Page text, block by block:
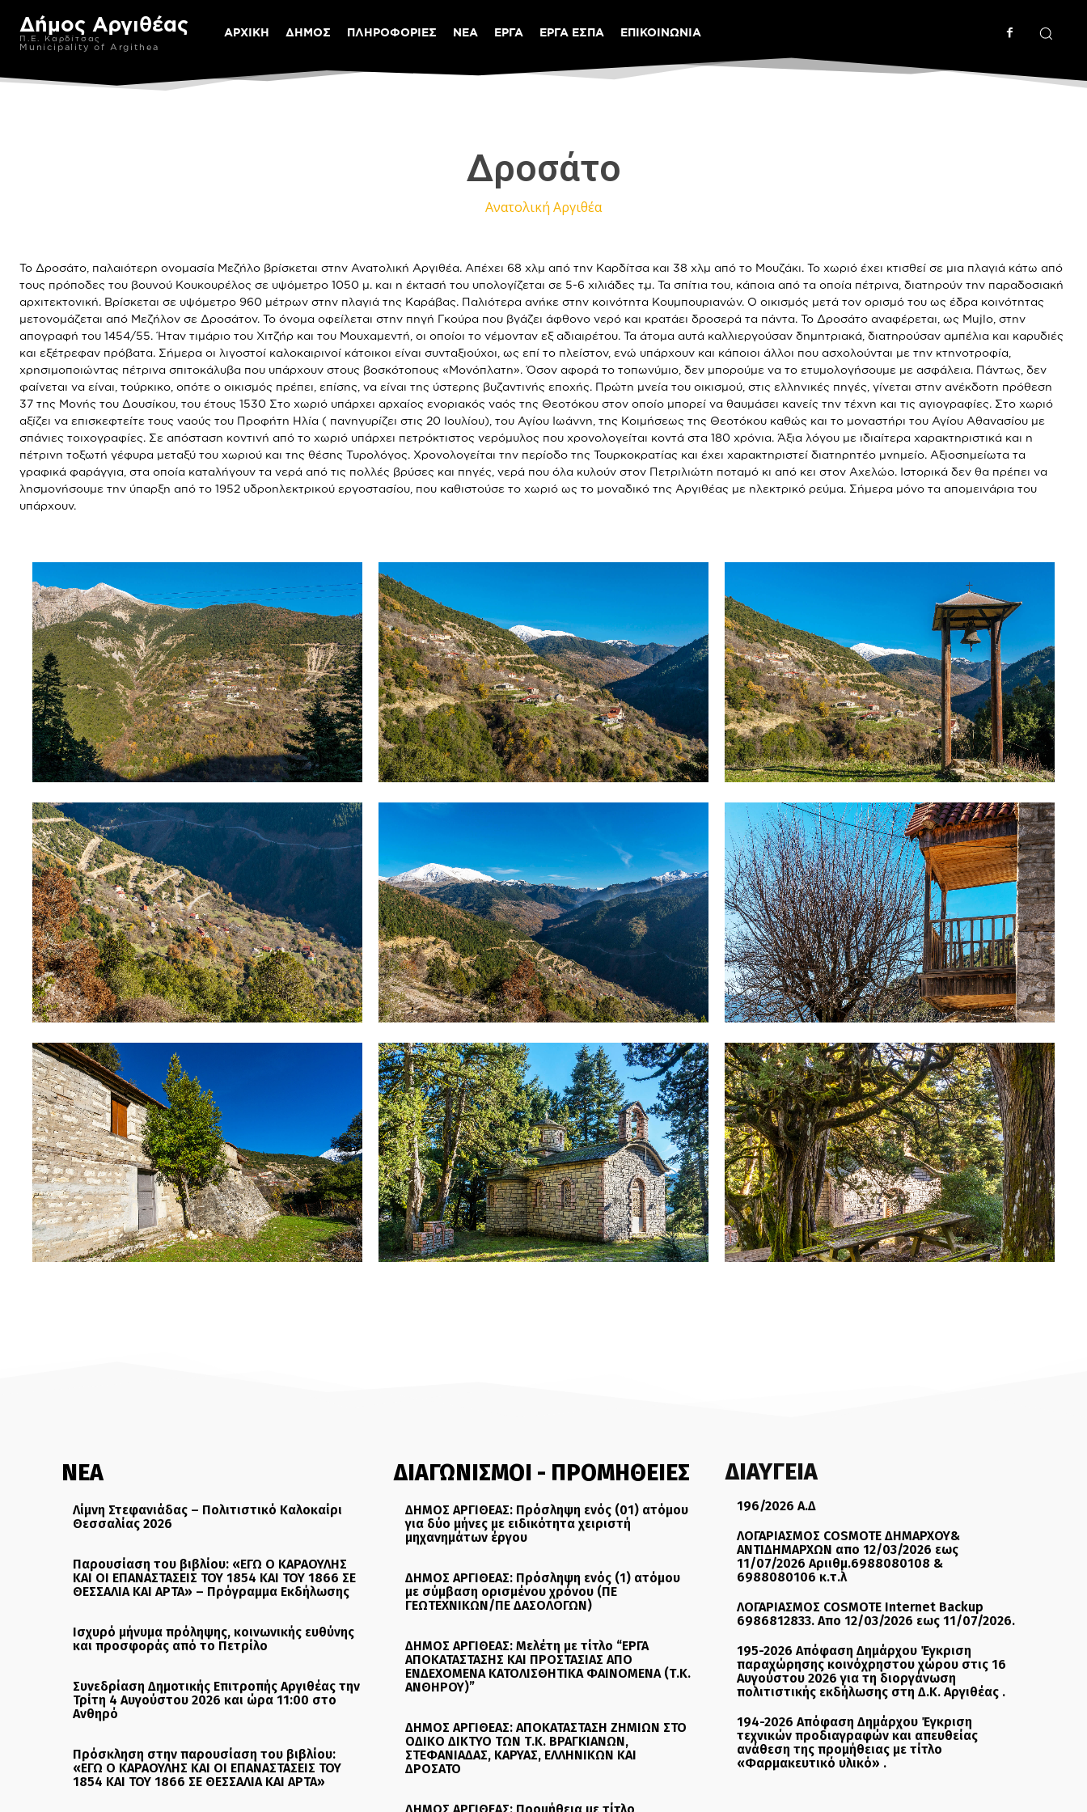
Δήμος Αργιθέας
Π.Ε. Καρδίτσας
Municipality of Argithea
ΑΡΧΙΚΗ ΔΗΜΟΣ ΠΛΗΡΟΦΟΡΙΕΣ ΝΕΑ ΕΡΓΑ ΕΡΓΑ ΕΣΠΑ ΕΠΙΚΟΙΝΩΝΙΑ
Δροσάτο
Ανατολική Αργιθέα
Το Δροσάτο, παλαιότερη ονομασία Μεζήλο βρίσκεται στην Ανατολική Αργιθέα. Απέχει 68 χλμ από την Καρδίτσα και 38 χλμ από το Μουζάκι. Το χωριό έχει κτισθεί σε μια πλαγιά κάτω από
τους πρόποδες του βουνού Κουκουρέλος σε υψόμετρο 1050 μ. και η έκτασή του υπολογίζεται σε 5-6 χιλιάδες τ.μ. Τα σπίτια του, κάποια από τα οποία πέτρινα, διατηρούν την παραδοσιακή
αρχιτεκτονική. Βρίσκεται σε υψόμετρο 960 μέτρων στην πλαγιά της Καράβας. Παλιότερα ανήκε στην κοινότητα Κουμπουριανών. Ο οικισμός μετά τον ορισμό του ως έδρα κοινότητας
μετονομάζεται από Μεζήλον σε Δροσάτον. Το όνομα οφείλεται στην πηγή Γκούρα που βγάζει άφθονο νερό και κρατάει δροσερά τα πάντα. Το Δροσάτο αναφέρεται, ως Mujlo, στην
απογραφή του 1454/55. Ήταν τιμάριο του Χιτζήρ και του Μουχαμεντή, οι οποίοι το νέμονταν εξ αδιαιρέτου. Τα άτομα αυτά καλλιεργούσαν δημητριακά, διατηρούσαν αμπέλια και καρυδιές
και εξέτρεφαν πρόβατα. Σήμερα οι λιγοστοί καλοκαιρινοί κάτοικοι είναι συνταξιούχοι, ως επί το πλείστον, ενώ υπάρχουν και κάποιοι άλλοι που ασχολούνται με την κτηνοτροφία,
χρησιμοποιώντας πέτρινα σπιτοκάλυβα που υπάρχουν στους βοσκότοπους «Μονόπλατη». Όσον αφορά το τοπωνύμιο, δεν μπορούμε να το ετυμολογήσουμε με ασφάλεια. Πάντως, δεν
φαίνεται να είναι, τούρκικο, οπότε ο οικισμός πρέπει, επίσης, να είναι της ύστερης βυζαντινής εποχής. Πρώτη μνεία του οικισμού, στις ελληνικές πηγές, γίνεται στην ανέκδοτη πρόθεση
37 της Μονής του Δουσίκου, του έτους 1530 Στο χωριό υπάρχει αρχαίος ενοριακός ναός της Θεοτόκου στον οποίο μπορεί να θαυμάσει κανείς την τέχνη και τις αγιογραφίες. Στο χωριό
αξίζει να επισκεφτείτε τους ναούς του Προφήτη Ηλία ( πανηγυρίζει στις 20 Ιουλίου), του Αγίου Ιωάννη, της Κοιμήσεως της Θεοτόκου καθώς και το μοναστήρι του Αγίου Αθανασίου με
σπάνιες τοιχογραφίες. Σε απόσταση κοντινή από το χωριό υπάρχει πετρόκτιστος νερόμυλος που χρονολογείται κοντά στα 180 χρόνια. Άξια λόγου με ιδιαίτερα χαρακτηριστικά και η
πέτρινη τοξωτή γέφυρα μεταξύ του χωριού και της θέσης Τυρολόγος. Χρονολογείται την περίοδο της Τουρκοκρατίας και έχει χαρακτηριστεί διατηρητέο μνημείο. Αξιοσημείωτα τα
γραφικά φαράγγια, στα οποία καταλήγουν τα νερά από τις πολλές βρύσες και πηγές, νερά που όλα κυλούν στον Πετριλιώτη ποταμό κι από κει στον Αχελώο. Ιστορικά δεν θα πρέπει να
λησμονήσουμε την ύπαρξη από το 1952 υδροηλεκτρικού εργοστασίου, που καθιστούσε το χωριό ως το μοναδικό της Αργιθέας με ηλεκτρικό ρεύμα. Σήμερα μόνο τα απομεινάρια του
υπάρχουν.
ΝΕΑ
Λίμνη Στεφανιάδας – Πολιτιστικό Καλοκαίρι
Θεσσαλίας 2026
Παρουσίαση του βιβλίου: «ΕΓΩ Ο ΚΑΡΑΟΥΛΗΣ
ΚΑΙ ΟΙ ΕΠΑΝΑΣΤΑΣΕΙΣ ΤΟΥ 1854 ΚΑΙ ΤΟΥ 1866 ΣΕ
ΘΕΣΣΑΛΙΑ ΚΑΙ ΑΡΤΑ» – Πρόγραμμα Εκδήλωσης
Ισχυρό μήνυμα πρόληψης, κοινωνικής ευθύνης
και προσφοράς από το Πετρίλο
Συνεδρίαση Δημοτικής Επιτροπής Αργιθέας την
Τρίτη 4 Αυγούστου 2026 και ώρα 11:00 στο
Ανθηρό
Πρόσκληση στην παρουσίαση του βιβλίου:
«ΕΓΩ Ο ΚΑΡΑΟΥΛΗΣ ΚΑΙ ΟΙ ΕΠΑΝΑΣΤΑΣΕΙΣ ΤΟΥ
1854 ΚΑΙ ΤΟΥ 1866 ΣΕ ΘΕΣΣΑΛΙΑ ΚΑΙ ΑΡΤΑ»
ΔΙΑΓΩΝΙΣΜΟΙ - ΠΡΟΜΗΘΕΙΕΣ
ΔΗΜΟΣ ΑΡΓΙΘΕΑΣ: Πρόσληψη ενός (01) ατόμου
για δύο μήνες με ειδικότητα χειριστή
μηχανημάτων έργου
ΔΗΜΟΣ ΑΡΓΙΘΕΑΣ: Πρόσληψη ενός (1) ατόμου
με σύμβαση ορισμένου χρόνου (ΠΕ
ΓΕΩΤΕΧΝΙΚΩΝ/ΠΕ ΔΑΣΟΛΟΓΩΝ)
ΔΗΜΟΣ ΑΡΓΙΘΕΑΣ: Μελέτη με τίτλο “ΕΡΓΑ
ΑΠΟΚΑΤΑΣΤΑΣΗΣ ΚΑΙ ΠΡΟΣΤΑΣΙΑΣ ΑΠΟ
ΕΝΔΕΧΟΜΕΝΑ ΚΑΤΟΛΙΣΘΗΤΙΚΑ ΦΑΙΝΟΜΕΝΑ (Τ.Κ.
ΑΝΘΗΡΟΥ)”
ΔΗΜΟΣ ΑΡΓΙΘΕΑΣ: ΑΠΟΚΑΤΑΣΤΑΣΗ ΖΗΜΙΩΝ ΣΤΟ
ΟΔΙΚΟ ΔΙΚΤΥΟ ΤΩΝ Τ.Κ. ΒΡΑΓΚΙΑΝΩΝ,
ΣΤΕΦΑΝΙΑΔΑΣ, ΚΑΡΥΑΣ, ΕΛΛΗΝΙΚΩΝ ΚΑΙ
ΔΡΟΣΑΤΟ
ΔΙΑΥΓΕΙΑ
196/2026 Α.Δ
ΛΟΓΑΡΙΑΣΜΟΣ COSMOTE ΔΗΜΑΡΧΟΥ&
ΑΝΤΙΔΗΜΑΡΧΩΝ απο 12/03/2026 εως
11/07/2026 Αριιθμ.6988080108 &
6988080106 κ.τ.λ
ΛΟΓΑΡΙΑΣΜΟΣ COSMOTE Internet Backup
6986812833. Απο 12/03/2026 εως 11/07/2026.
195-2026 Απόφαση Δημάρχου Έγκριση
παραχώρησης κοινόχρηστου χώρου στις 16
Αυγούστου 2026 για τη διοργάνωση
πολιτιστικής εκδήλωσης στη Δ.Κ. Αργιθέας .
194-2026 Απόφαση Δημάρχου Έγκριση
τεχνικών προδιαγραφών και απευθείας
ανάθεση της προμήθειας με τίτλο
«Φαρμακευτικό υλικό» .